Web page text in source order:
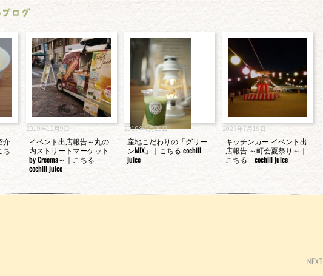
ログ
介
ち
2019年12月9日
イベント出店報告～丸の
内ストリートマーケット
by Creema～｜こちる
cochill juice
2019年7月29日
産地こだわりの「グリー
ンMIX」｜こちる cochill
juice
2023年7月19日
キッチンカー イベント出
店報告 ～町会夏祭り～｜
こちる cochill juice
NEXT